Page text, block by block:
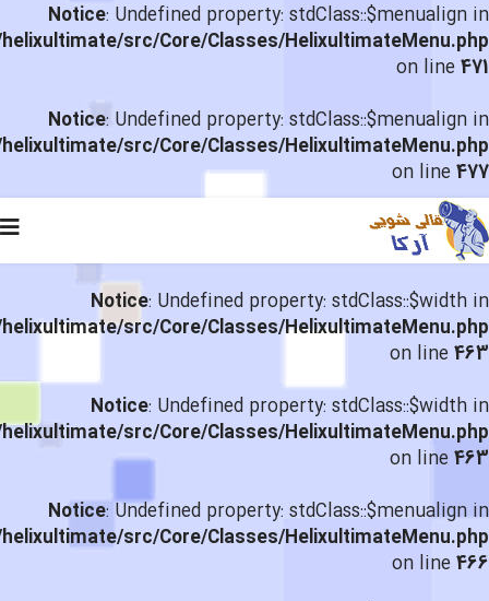
Notice: Undefined property: stdClass::$menualign in
src/Core/Classes/HelixultimateMenu.php
on line471
Notice: Undefined property: stdClass::$menualign in
src/Core/Classes/HelixultimateMenu.php
on line477
Notice: Undefined property: stdClass::$width in
src/Core/Classes/HelixultimateMenu.php
on line463
Notice: Undefined property: stdClass::$width in
src/Core/Classes/HelixultimateMenu.php
on line463
Notice: Undefined property: stdClass::$menualign in
src/Core/Classes/HelixultimateMenu.php
on line466